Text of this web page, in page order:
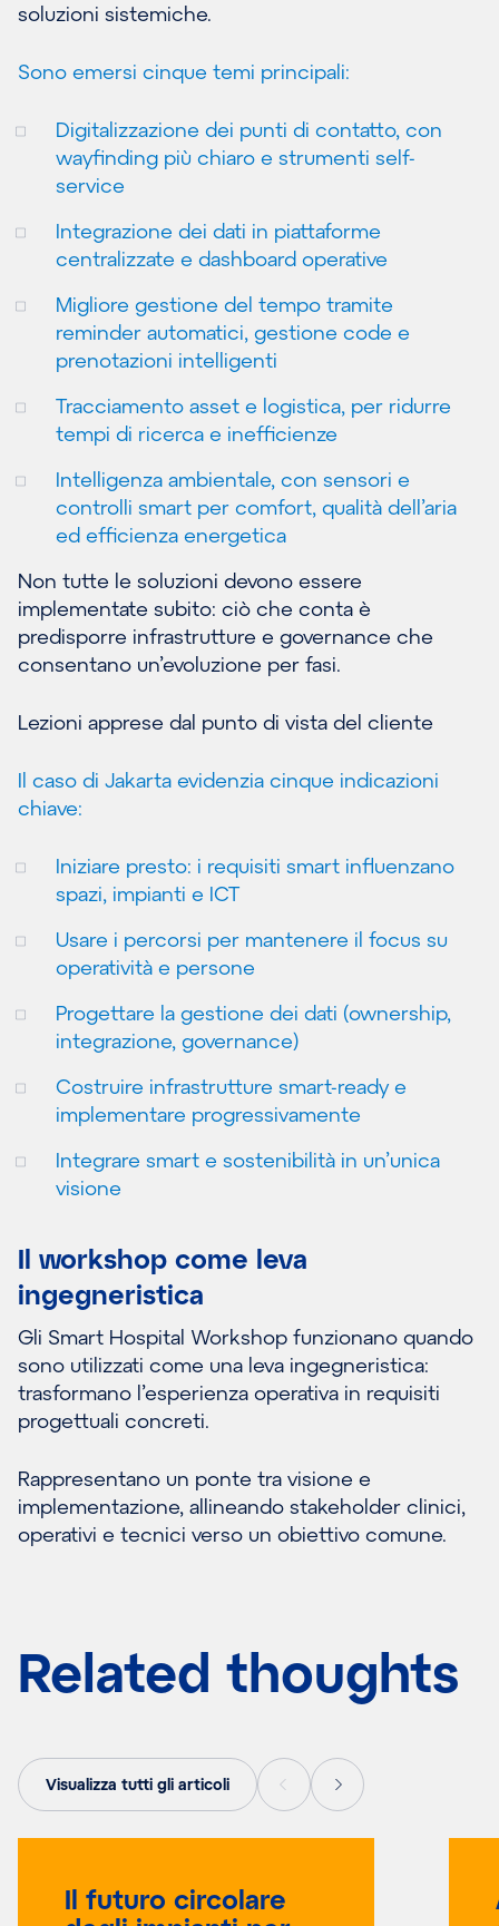
soluzioni sistemiche.
Sono emersi cinque temi principali:
Digitalizzazione dei punti di contatto, con
wayfinding più chiaro e strumenti self-
service
Integrazione dei dati in piattaforme
centralizzate e dashboard operative
Migliore gestione del tempo tramite
reminder automatici, gestione code e
prenotazioni intelligenti
Tracciamento asset e logistica, per ridurre
tempi di ricerca e inefficienze
Intelligenza ambientale, con sensori e
controlli smart per comfort, qualità dell’aria
ed efficienza energetica
Non tutte le soluzioni devono essere
implementate subito: ciò che conta è
predisporre infrastrutture e governance che
consentano un’evoluzione per fasi.
Lezioni apprese dal punto di vista del cliente
Il caso di Jakarta evidenzia cinque indicazioni
chiave:
Iniziare presto: i requisiti smart influenzano
spazi, impianti e ICT
Usare i percorsi per mantenere il focus su
operatività e persone
Progettare la gestione dei dati (ownership,
integrazione, governance)
Costruire infrastrutture smart-ready e
implementare progressivamente
Integrare smart e sostenibilità in un’unica
visione
Il workshop come leva
ingegneristica
Gli Smart Hospital Workshop funzionano quando
sono utilizzati come una leva ingegneristica:
trasformano l’esperienza operativa in requisiti
progettuali concreti.
Rappresentano un ponte tra visione e
implementazione, allineando stakeholder clinici,
operativi e tecnici verso un obiettivo comune.
Related thoughts
Visualizza tutti gli articoli
Il futuro circolare